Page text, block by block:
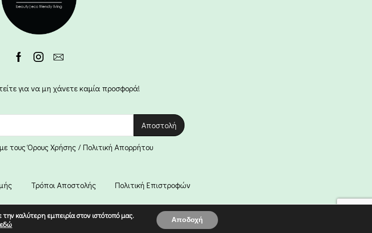
για να μη χάνετε καμία προσφορά!
τους Όρους Χρήσης / Πολιτική Απορρήτου
Τρόποι Αποστολής Πολιτική Επιστροφών
καλύτερη εμπειρία στον ιστότοπό μας.
εδώ Αποδοχή